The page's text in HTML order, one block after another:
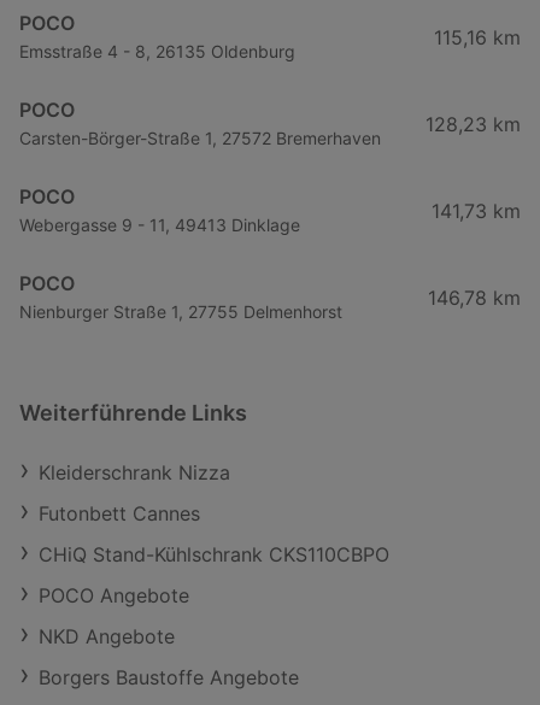
POCO
Emsstraße 4 - 8, 26135 Oldenburg
115,16 km
POCO
Carsten-Börger-Straße 1, 27572 Bremerhaven
128,23 km
POCO
Webergasse 9 - 11, 49413 Dinklage
141,73 km
POCO
Nienburger Straße 1, 27755 Delmenhorst
146,78 km
Weiterführende Links
Kleiderschrank Nizza
Futonbett Cannes
CHiQ Stand-Kühlschrank CKS110CBPO
POCO Angebote
NKD Angebote
Borgers Baustoffe Angebote